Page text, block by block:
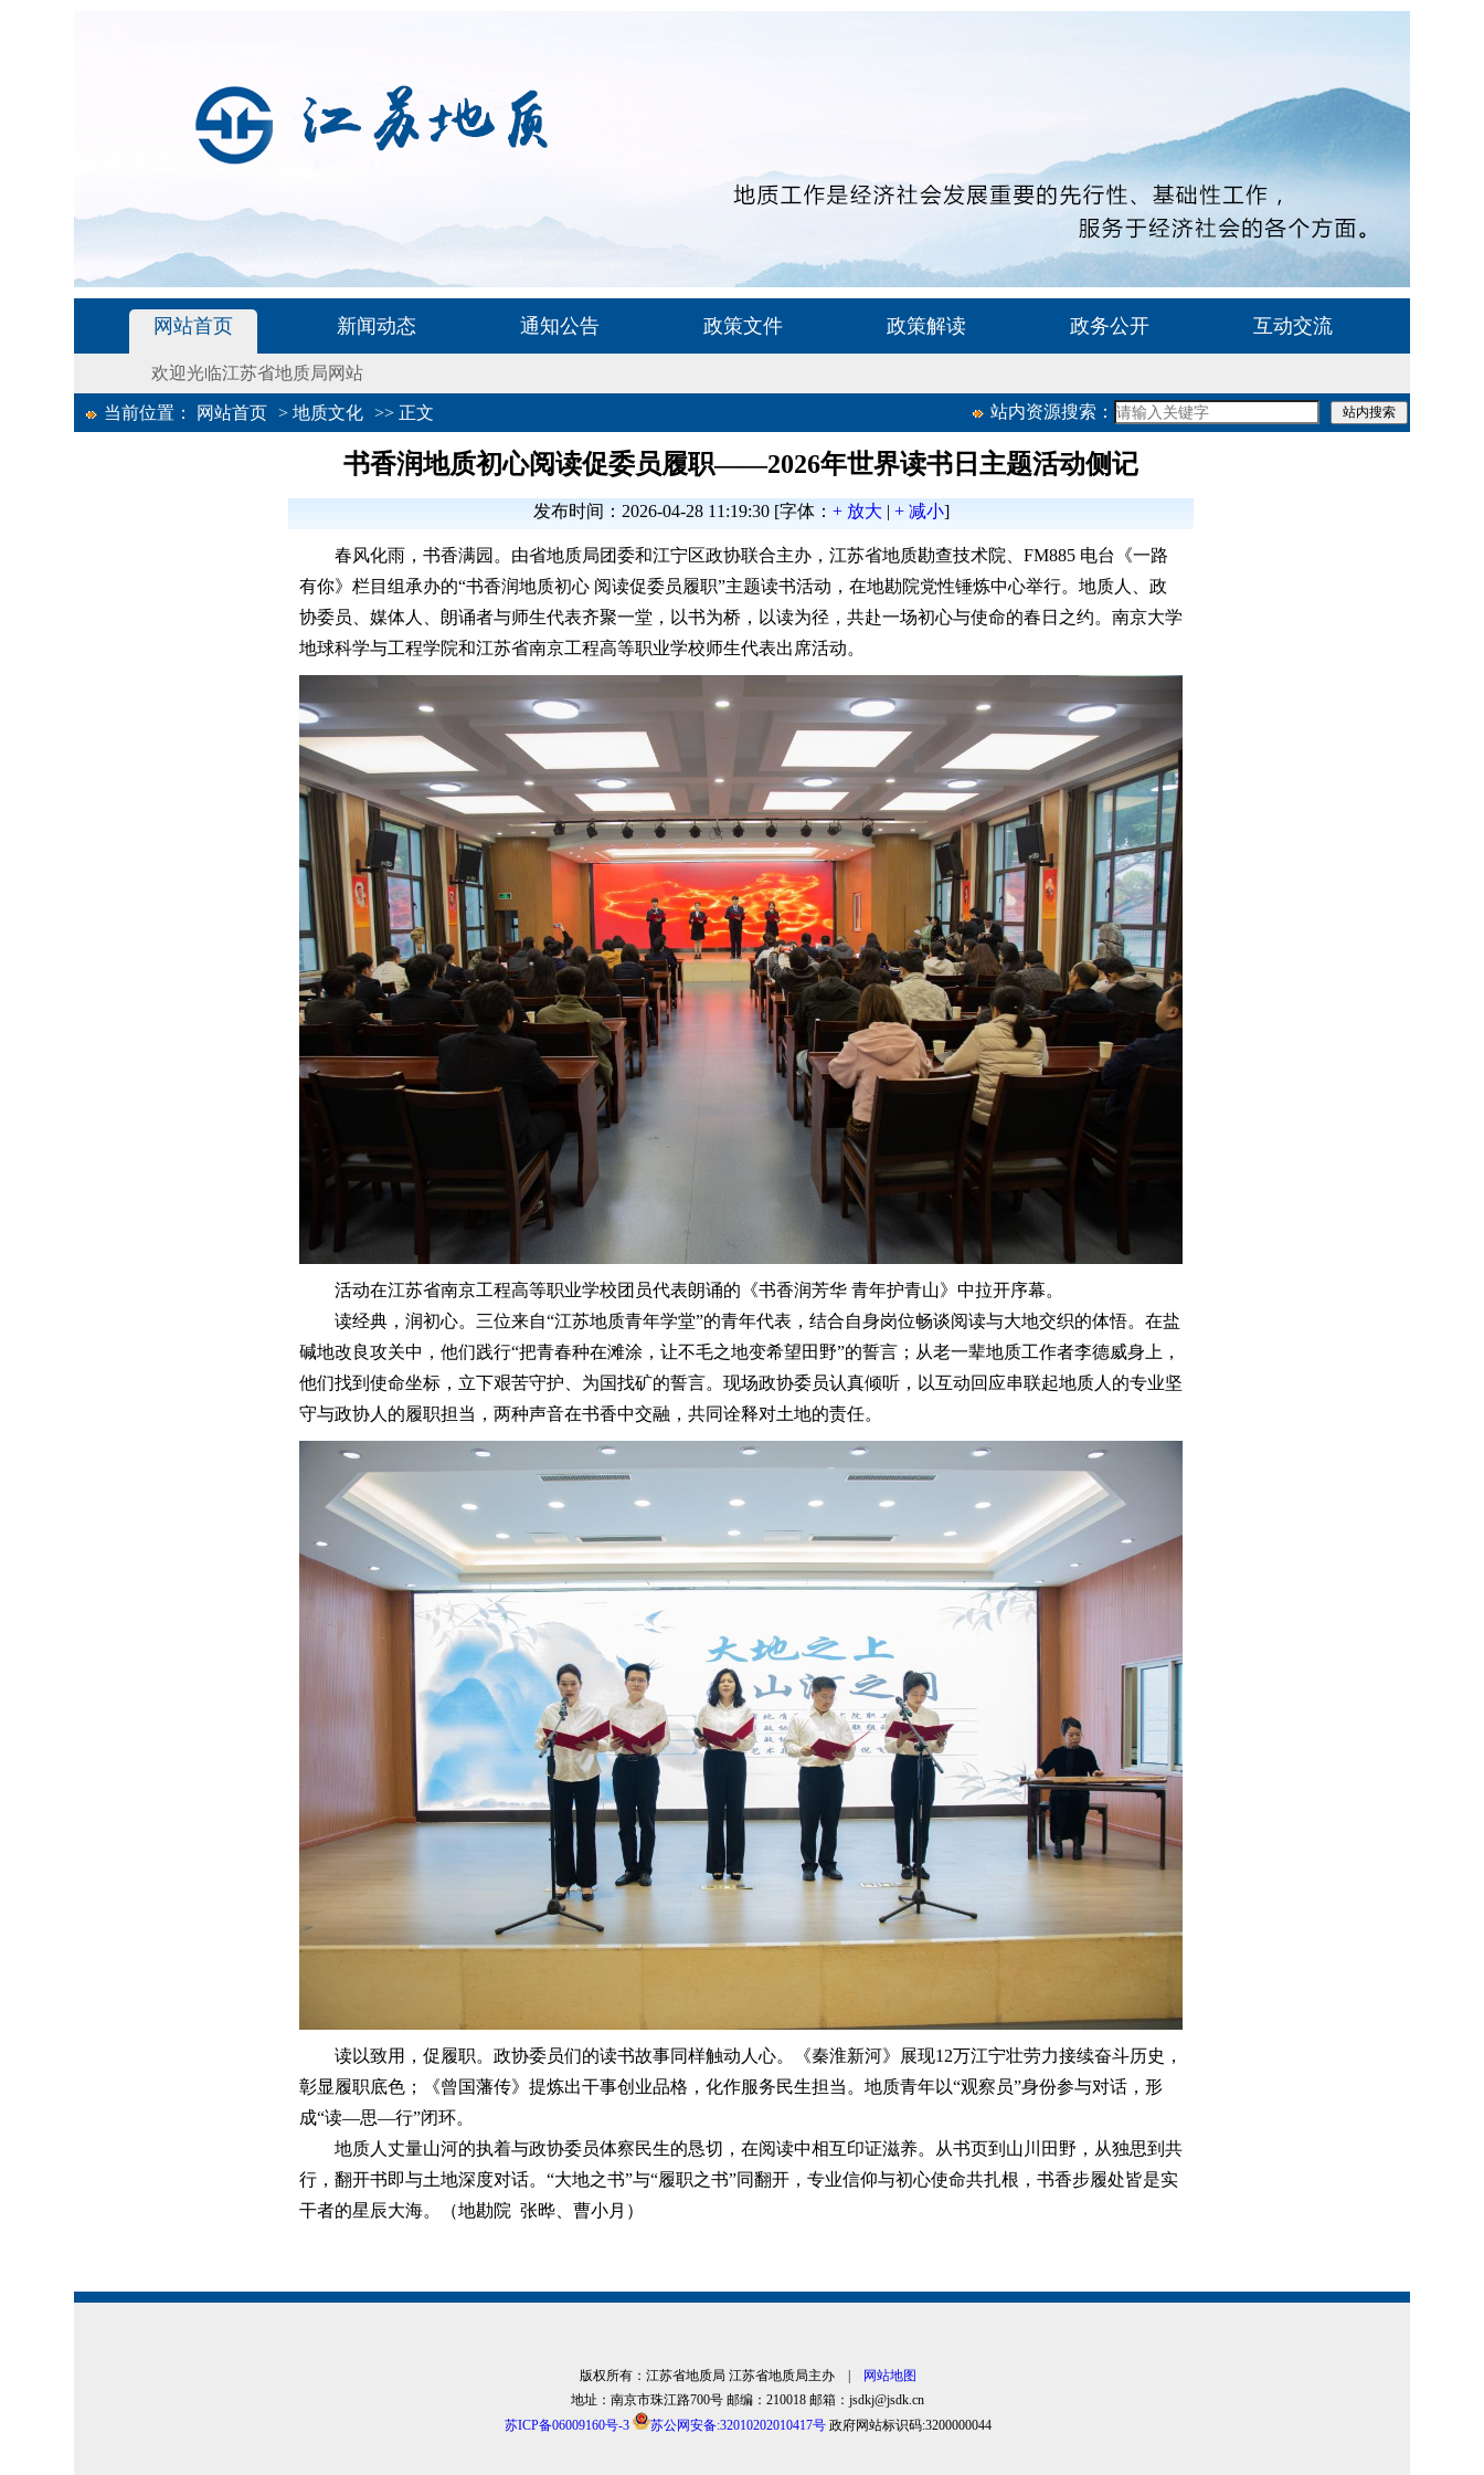
网站首页 新闻动态 通知公告 政策文件 政策解读 政务公开 互动交流
欢迎光临江苏省地质局网站
当前位置： 网站首页 > 地质文化 >> 正文 站内资源搜索：
书香润地质初心阅读促委员履职——2026年世界读书日主题活动侧记
发布时间： 2026-04-28 11:19:30[字体： + 放大 | + 减小]
春风化雨，书香满园。由省地质局团委和江宁区政协联合主办，江苏省地质勘查技术院、FM885 电台《一路
有你》栏目组承办的“书香润地质初心 阅读促委员履职”主题读书活动，在地勘院党性锤炼中心举行。地质人、政
协委员、媒体人、朗诵者与师生代表齐聚一堂，以书为桥，以读为径，共赴一场初心与使命的春日之约。南京大学
地球科学与工程学院和江苏省南京工程高等职业学校师生代表出席活动。
活动在江苏省南京工程高等职业学校团员代表朗诵的《书香润芳华 青年护青山》中拉开序幕。
读经典，润初心。三位来自“江苏地质青年学堂”的青年代表，结合自身岗位畅谈阅读与大地交织的体悟。在盐
碱地改良攻关中，他们践行“把青春种在滩涂，让不毛之地变希望田野”的誓言；从老一辈地质工作者李德威身上，
他们找到使命坐标，立下艰苦守护、为国找矿的誓言。现场政协委员认真倾听，以互动回应串联起地质人的专业坚
守与政协人的履职担当，两种声音在书香中交融，共同诠释对土地的责任。
读以致用，促履职。政协委员们的读书故事同样触动人心。《秦淮新河》展现12万江宁壮劳力接续奋斗历史，
彰显履职底色；《曾国藩传》提炼出干事创业品格，化作服务民生担当。地质青年以“观察员”身份参与对话，形
成“读—思—行”闭环。
地质人丈量山河的执着与政协委员体察民生的恳切，在阅读中相互印证滋养。从书页到山川田野，从独思到共
行，翻开书即与土地深度对话。“大地之书”与“履职之书”同翻开，专业信仰与初心使命共扎根，书香步履处皆是实
干者的星辰大海。（地勘院 张晔、曹小月）
版权所有：江苏省地质局 江苏省地质局主办 |
网站地图
地址：南京市珠江路700号 邮编：210018 邮箱：jsdkj@jsdk.cn
苏ICP备06009160号-3
苏公网安备:32010202010417号政府网站标识码:3200000044